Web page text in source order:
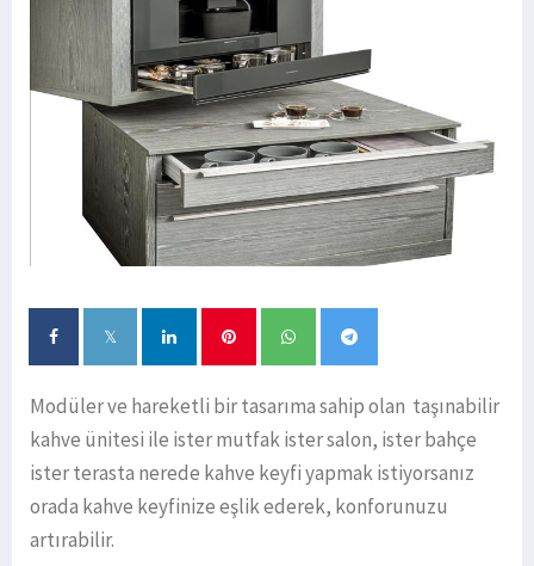
Modüler ve hareketli bir tasarıma sahip olan taşınabilir
kahve ünitesi ile ister mutfak ister salon, ister bahçe
ister terasta nerede kahve keyfi yapmak istiyorsanız
orada kahve keyfinize eşlik ederek, konforunuzu
artırabilir.